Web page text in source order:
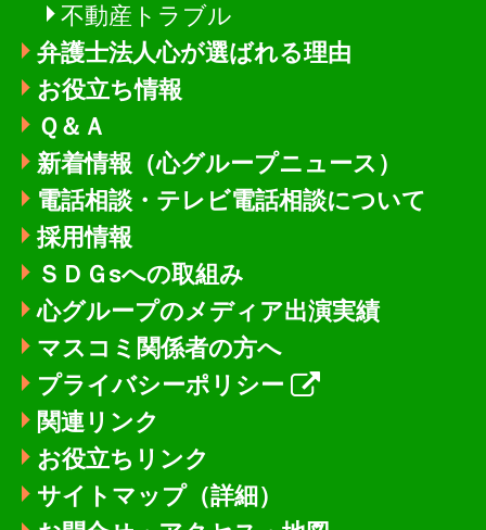
不動産トラブル
弁護士法人心が選ばれる理由
お役立ち情報
Ｑ＆Ａ
新着情報 （心グループニュース）
電話相談・テレビ電話相談について
採用情報
ＳＤＧsへの取組み
心グループのメディア出演実績
マスコミ関係者の方へ
プライバシーポリシー
関連リンク
お役立ちリンク
サイトマップ（詳細）